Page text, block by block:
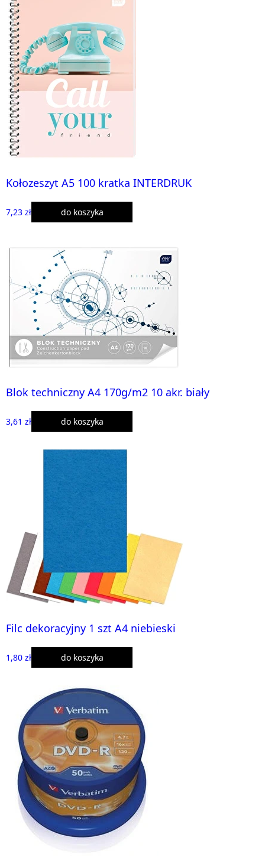
Kołozeszyt A5 100 kratka INTERDRUK
7,23 zł do koszyka
Blok techniczny A4 170g/m2 10 akr. biały
3,61 zł do koszyka
Filc dekoracyjny 1 szt A4 niebieski
1,80 zł do koszyka